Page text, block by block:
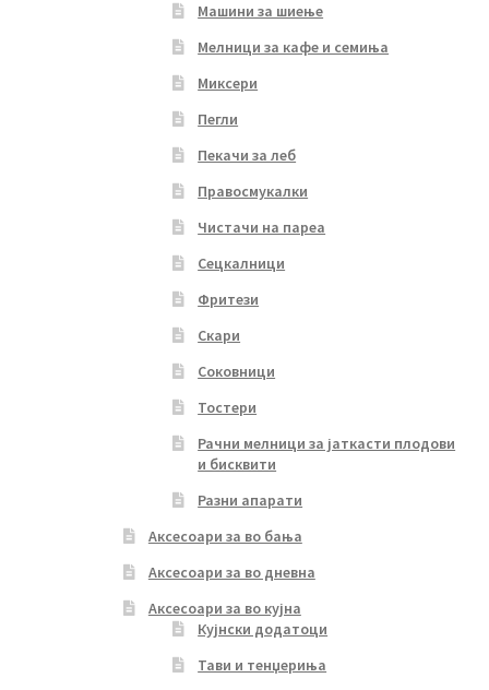
Машини за шиење
Мелници за кафе и семиња
Миксери
Пегли
Пекачи за леб
Правосмукалки
Чистачи на пареа
Сецкалници
Фритези
Скари
Соковници
Тостери
Рачни мелници за јаткасти плодови
и бисквити
Разни апарати
Аксесоари за во бања
Аксесоари за во дневна
Аксесоари за во кујна
Кујнски додатоци
Тави и тенџериња